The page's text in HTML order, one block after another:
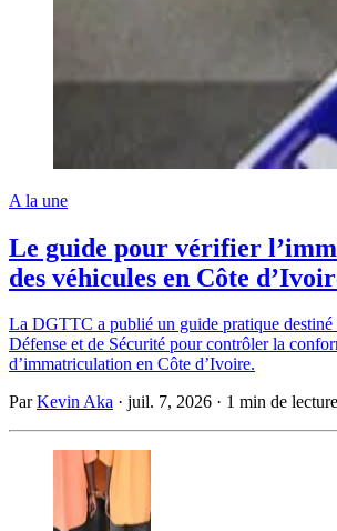
A la une
Le guide pour vérifier
des véhicules en Côte
La DGTTC a publié un guide pratique destiné
Défense et de Sécurité pour contrôler la
d’immatriculation en Côte d’Ivoire.
ParKevin Aka · juil. 7, 2026 · 1 min de lecture